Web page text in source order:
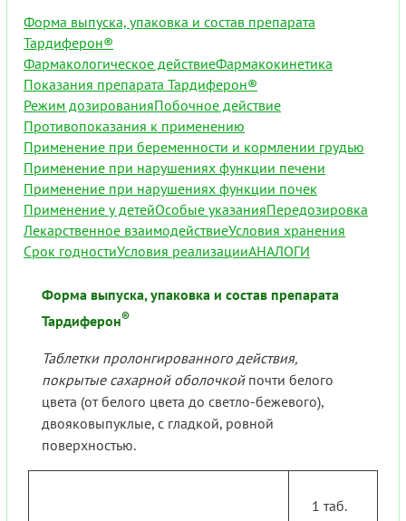
Форма выпуска, упаковка и состав препарата
Тардиферон®
Фармакологическое действиеФармакокинетика
Показания препарата Тардиферон®
Режим дозированияПобочное действие
Противопоказания к применению
Применение при беременности и кормлении грудью
Применение при нарушениях функции печени
Применение при нарушениях функции почек
Применение у детейОсобые указанияПередозировка
Лекарственное взаимодействиеУсловия хранения
Срок годностиУсловия реализацииАНАЛОГИ
Форма выпуска, упаковка и состав препарата
Тардиферон®
Таблетки пролонгированного действия,
покрытые сахарной оболочкойпочти белого
цвета (от белого цвета до светло-бежевого),
двояковыпуклые, с гладкой, ровной
поверхностью.
1 таб.